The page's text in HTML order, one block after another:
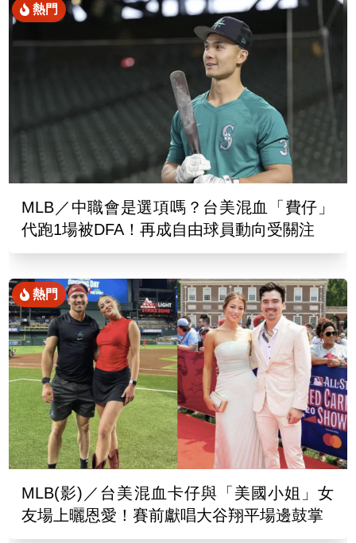
熱門
MLB／中職會是選項嗎？台美混血「費仔」
代跑1場被DFA！再成自由球員動向受關注
熱門
MLB(影)／台美混血卡仔與「美國小姐」女
友場上曬恩愛！賽前獻唱大谷翔平場邊鼓掌